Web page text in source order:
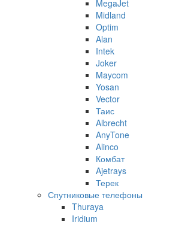
MegaJet
Midland
Optim
Alan
Intek
Joker
Maycom
Yosan
Vector
Таис
Albrecht
AnyTone
Alinco
Комбат
Ajetrays
Терек
Спутниковые телефоны
Thuraya
Iridium